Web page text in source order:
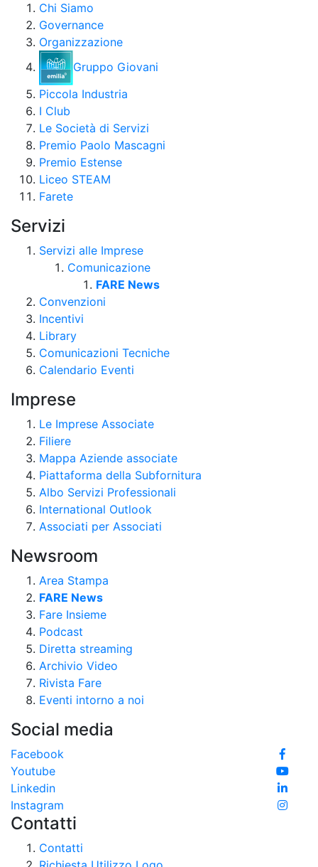
Chi Siamo
Governance
Organizzazione
Gruppo Giovani
Piccola Industria
I Club
Le Società di Servizi
Premio Paolo Mascagni
Premio Estense
Liceo STEAM
Farete
Servizi
Servizi alle Imprese
Comunicazione
FARE News
Convenzioni
Incentivi
Library
Comunicazioni Tecniche
Calendario Eventi
Imprese
Le Imprese Associate
Filiere
Mappa Aziende associate
Piattaforma della Subfornitura
Albo Servizi Professionali
International Outlook
Associati per Associati
Newsroom
Area Stampa
FARE News
Fare Insieme
Podcast
Diretta streaming
Archivio Video
Rivista Fare
Eventi intorno a noi
Social media
Facebook
Youtube
Linkedin
Instagram
Contatti
Contatti